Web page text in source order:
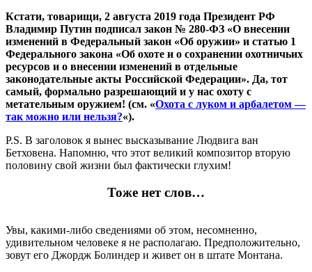
Кстати, товарищи, 2 августа 2019 года Президент РФ
Владимир Путин подписал закон № 280-ФЗ «О внесении
изменений в Федеральный закон «Об оружии» и статью 1
Федерального закона «Об охоте и о сохранении охотничьих
ресурсов и о внесении изменений в отдельные
законодательные акты Российской Федерации». Да, тот
самый, формально разрешающий и у нас охоту с
метательным оружием! (см. «Охота с луком и арбалетом —
так можно или нельзя?«).
P.S. В заголовок я вынес высказывание Людвига ван
Бетховена. Напомню, что этот великий композитор вторую
половину свой жизни был фактически глухим!
Тоже нет слов…
Увы, какими-либо сведениями об этом, несомненно,
удивительном человеке я не располагаю. Предположительно,
зовут его Джордж Болиндер и живет он в штате Монтана.